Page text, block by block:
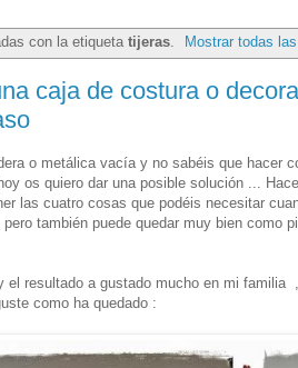
con la etiqueta tijeras. Mostrar todas
caja de costura o
o metálica vacía y no sabéis que hacer
os quiero dar una posible solución ...
las cuatro cosas que podéis necesitar
también puede quedar muy bien como
el resultado a gustado mucho en mi familia
como ha quedado :